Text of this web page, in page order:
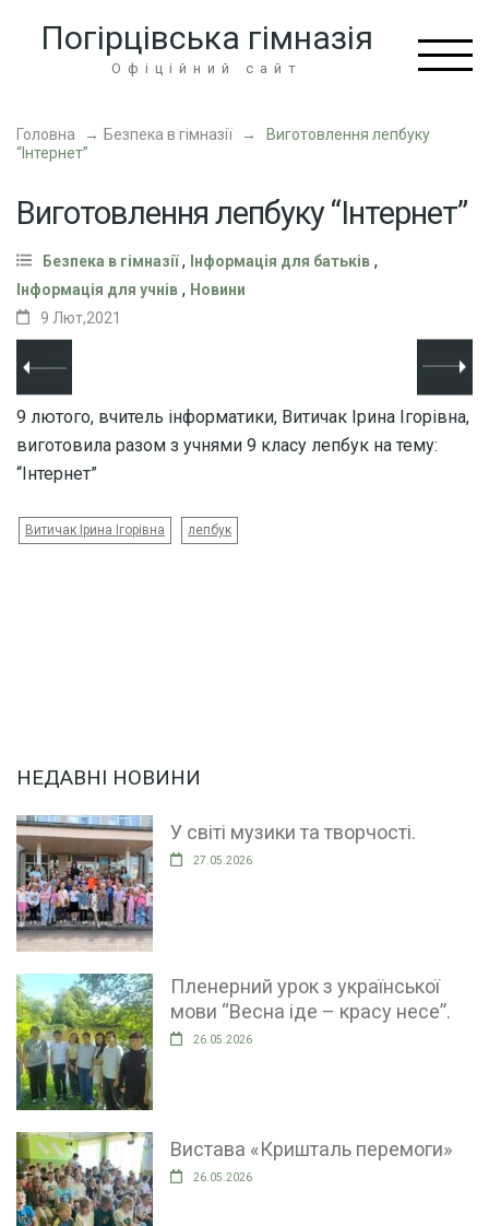
Enter)
Погірцівська гімназія
Офіційний сайт
Головна → Безпека в гімназії →
Виготовлення лепбуку
“Інтернет”
Виготовлення лепбуку “Інтернет”
Безпека в гімназії, Інформація для батьків ,
Інформація для учнів , Новини
9 Лют,2021
9 лютого, вчитель інформатики, Витичак Ірина Ігорівна,
виготовила разом з учнями 9 класу лепбук на тему:
“Інтернет”
Витичак Ірина Ігорівна лепбук
НЕДАВНІ НОВИНИ
У світі музики та творчості.
27.05.2026
Пленерний урок з української
мови “Весна іде – красу несе”.
26.05.2026
Вистава «Кришталь перемоги»
26.05.2026